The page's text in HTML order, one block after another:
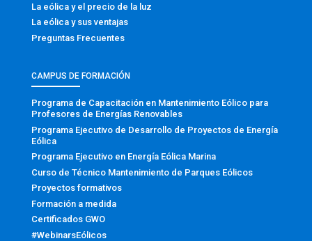
La eólica y el precio de la luz
La eólica y sus ventajas
Preguntas Frecuentes
CAMPUS DE FORMACIÓN
Programa de Capacitación en Mantenimiento Eólico para
Profesores de Energías Renovables
Programa Ejecutivo de Desarrollo de Proyectos de Energía
Eólica
Programa Ejecutivo en Energía Eólica Marina
Curso de Técnico Mantenimiento de Parques Eólicos
Proyectos formativos
Formación a medida
Certificados GWO
#WebinarsEólicos